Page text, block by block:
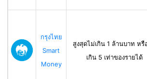
กรุงไทย
Smart
Money
สูงสุดไม่เกิน 1 ล้านบาท หรื
เกิน 5 เท่าของรายได้